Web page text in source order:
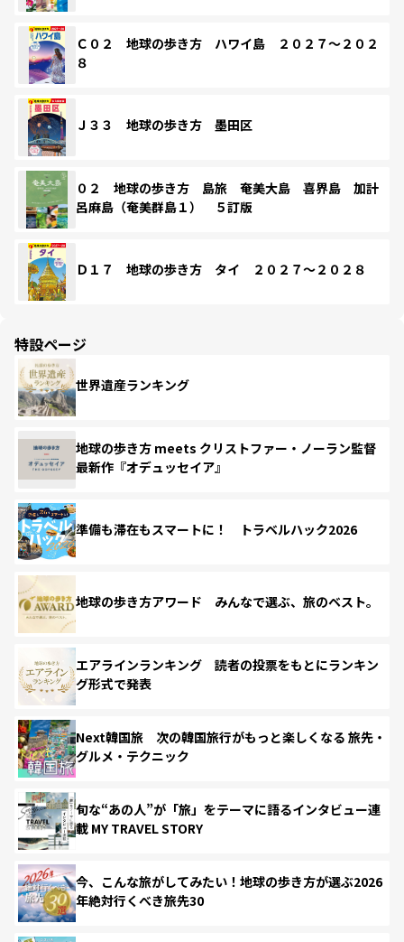
Ｃ０２ 地球の歩き方 ハワイ島 ２０２７～２０２
８
Ｊ３３ 地球の歩き方 墨田区
０２ 地球の歩き方 島旅 奄美大島 喜界島 加計
呂麻島（奄美群島１） ５訂版
Ｄ１７ 地球の歩き方 タイ ２０２７～２０２８
特設ページ
世界遺産ランキング
地球の歩き方 meets クリストファー・ノーラン監督
最新作『オデュッセイア』
準備も滞在もスマートに！ トラベルハック2026
地球の歩き方アワード みんなで選ぶ、旅のベスト。
エアラインランキング 読者の投票をもとにランキン
グ形式で発表
Next韓国旅 次の韓国旅行がもっと楽しくなる 旅先・
グルメ・テクニック
旬な“あの人”が「旅」をテーマに語るインタビュー連
載 MY TRAVEL STORY
今、こんな旅がしてみたい！地球の歩き方が選ぶ2026
年絶対行くべき旅先30